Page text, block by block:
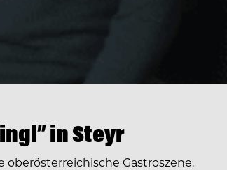
in Steyr
Gastroszene.